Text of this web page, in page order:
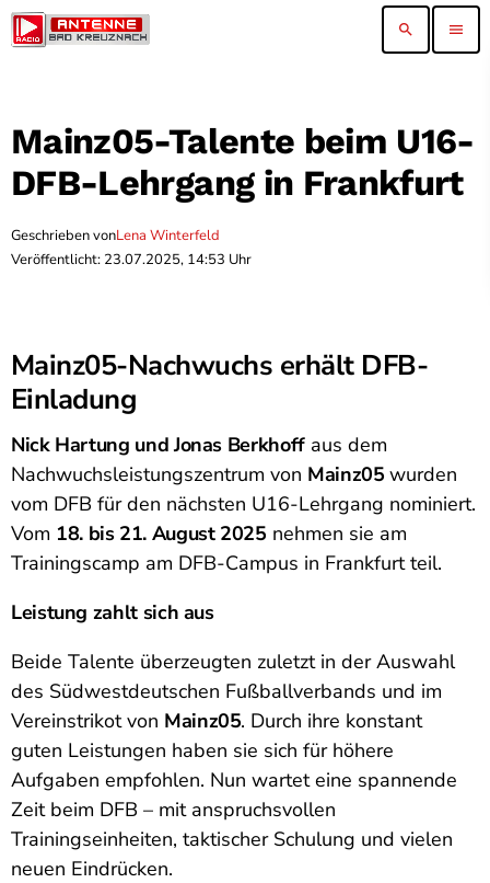
search menu
Mainz05-Talente beim U16-
DFB-Lehrgang in Frankfurt
Geschrieben vonLena Winterfeld
Veröffentlicht: 23.07.2025, 14:53 Uhr
Mainz05-Nachwuchs erhält DFB-
Einladung
Nick Hartung und Jonas Berkhoffaus dem
Nachwuchsleistungszentrum von Mainz05 wurden
vom DFB für den nächsten U16-Lehrgang nominiert.
Vom 18. bis 21. August 2025 nehmen sie am
Trainingscamp am DFB-Campus in Frankfurt teil.
Leistung zahlt sich aus
Beide Talente überzeugten zuletzt in der Auswahl
des Südwestdeutschen Fußballverbands und im
Vereinstrikot von Mainz05. Durch ihre konstant
guten Leistungen haben sie sich für höhere
Aufgaben empfohlen. Nun wartet eine spannende
Zeit beim DFB – mit anspruchsvollen
Trainingseinheiten, taktischer Schulung und vielen
neuen Eindrücken.